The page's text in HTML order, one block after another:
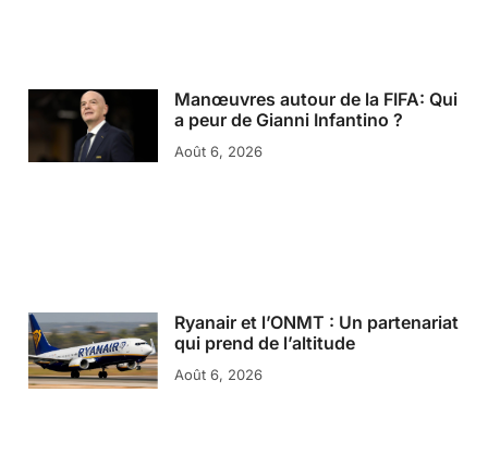
Manœuvres autour de la FIFA: Qui
a peur de Gianni Infantino ?
Août 6, 2026
Ryanair et l’ONMT : Un partenariat
qui prend de l’altitude
Août 6, 2026